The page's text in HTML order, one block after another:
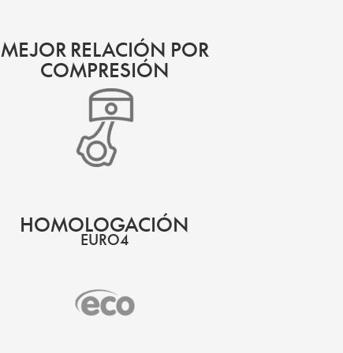
MEJOR RELACIÓN POR
COMPRESIÓN
HOMOLOGACIÓN
EURO4